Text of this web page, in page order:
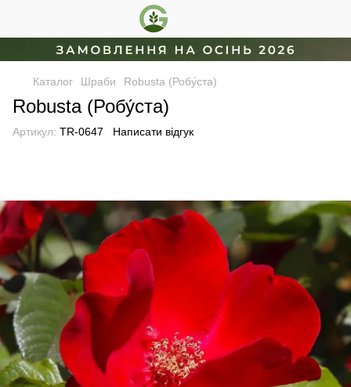
Каталог Шраби Robusta (Робу́ста)
Robusta (Робу́ста)
Артикул: TR-0647 Написати відгук